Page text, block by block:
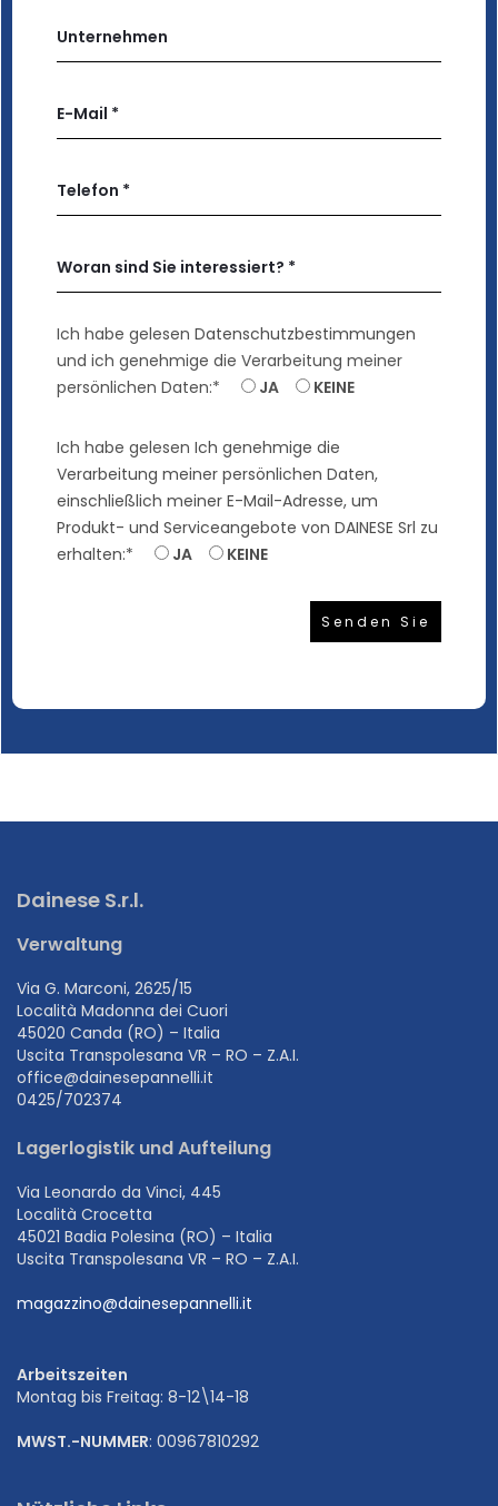
Ich habe gelesen Datenschutzbestimmungen
und ich genehmige die Verarbeitung meiner
persönlichen Daten:*
JA KEINE
Ich habe gelesen Ich genehmige die
Verarbeitung meiner persönlichen Daten,
einschließlich meiner E-Mail-Adresse, um
Produkt- und Serviceangebote von DAINESE Srl zu
erhalten:*
JA KEINE
Dainese S.r.l.
Verwaltung
Via G. Marconi, 2625/15
Località Madonna dei Cuori
45020 Canda (RO) – Italia
Uscita Transpolesana VR – RO – Z.A.I.
office@dainesepannelli.it
0425/702374
Lagerlogistik und Aufteilung
Via Leonardo da Vinci, 445
Località Crocetta
45021 Badia Polesina (RO) – Italia
Uscita Transpolesana VR – RO – Z.A.I.
magazzino@dainesepannelli.it
Arbeitszeiten
Montag bis Freitag: 8-12\14-18
MWST.-NUMMER: 00967810292